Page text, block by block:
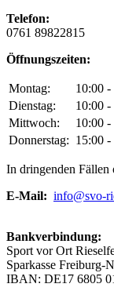
Telefon:
0761 89822815
Öffnungszeiten:
Montag:
10:00
Dienstag:
10:00
Mittwoch:
10:00
Donnerstag: 15:00
In dringenden Fällen
E-Mail: info@svo-
Bankverbindung:
Sport vor Ort
Sparkasse Freiburg-
IBAN: DE17 6805